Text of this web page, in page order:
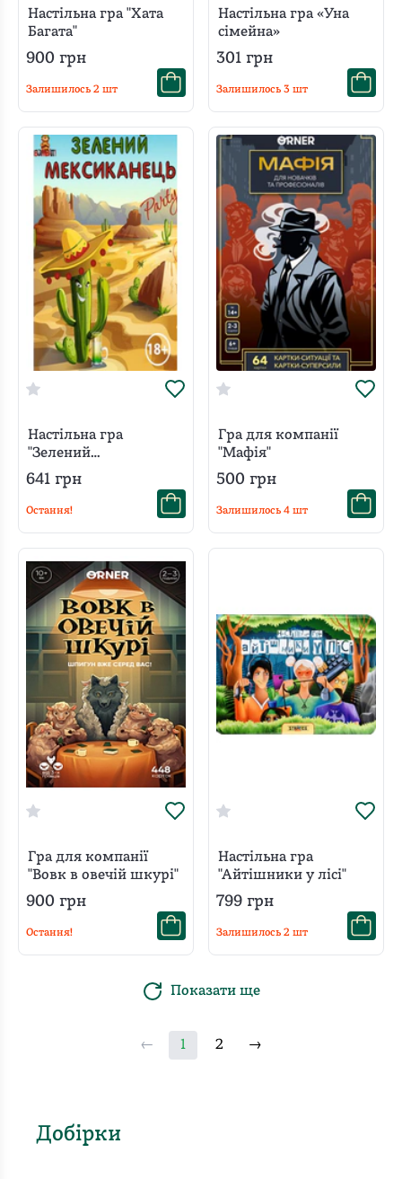
Настільна гра "Хата
Багата"
900 грн
Залишилось 2 шт
Настільна гра «Уна
сімейна»
301 грн
Залишилось 3 шт
Настільна гра
"Зелений
Мексиканець"
641 грн
Остання!
Гра для компанії
"Мафія"
500 грн
Залишилось 4 шт
Гра для компанії
"Вовк в овечій шкурі"
900 грн
Остання!
Настільна гра
"Айтішники у лісі"
799 грн
Залишилось 2 шт
Показати ще
← 1 2 →
Добірки